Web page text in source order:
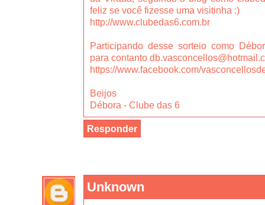
feliz se você fizesse uma visitinha :)
http://www.clubedas6.com.br
Participando desse sorteio como
para contanto
https://www.facebook.com/
Beijos
Débora - Clube das 6
Responder
Unknown